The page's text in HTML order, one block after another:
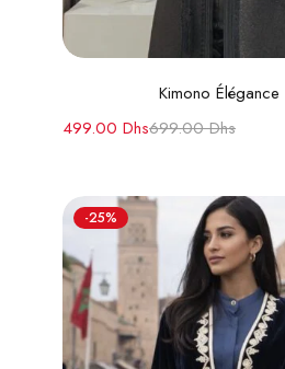
Choix des options
Kimono Élégance
699.00Dhs
499.00 Dhs
-25%